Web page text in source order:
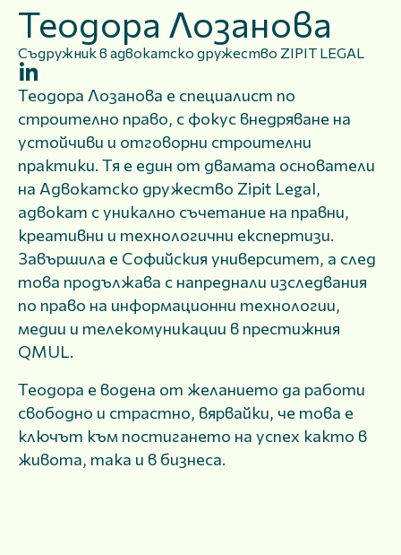
Теодора Лозанова
Съдружник в адвокатско дружество ZIPIT LEGAL
Теодора Лозанова е специалист по
строително право, с фокус внедряване на
устойчиви и отговорни строителни
практики. Тя е един от двамата основатели
на Адвокатско дружество Zipit Legal,
адвокат с уникално съчетание на правни,
креативни и технологични експертизи.
Завършила е Софийския университет, а след
това продължава с напреднали изследвания
по право на информационни технологии,
медии и телекомуникации в престижния
QMUL.
Теодора е водена от желанието да работи
свободно и страстно, вярвайки, че това е
ключът към постигането на успех както в
живота, така и в бизнеса.